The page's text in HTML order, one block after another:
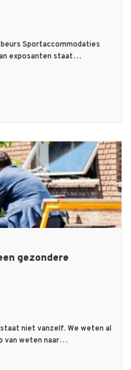
Sportaccommodaties
exposanten staat…
gezondere
niet vanzelf. We weten al
van weten naar…